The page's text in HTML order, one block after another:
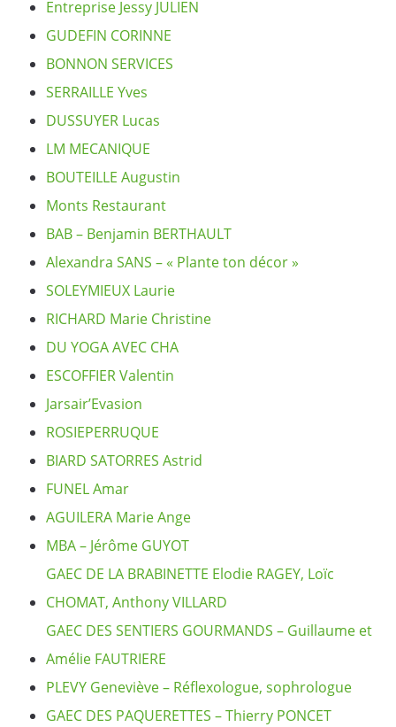
Entreprise Jessy JULIEN
GUDEFIN CORINNE
BONNON SERVICES
SERRAILLE Yves
DUSSUYER Lucas
LM MECANIQUE
BOUTEILLE Augustin
Monts Restaurant
BAB – Benjamin BERTHAULT
Alexandra SANS – « Plante ton décor »
SOLEYMIEUX Laurie
RICHARD Marie Christine
DU YOGA AVEC CHA
ESCOFFIER Valentin
Jarsair’Evasion
ROSIEPERRUQUE
BIARD SATORRES Astrid
FUNEL Amar
AGUILERA Marie Ange
MBA – Jérôme GUYOT
GAEC DE LA BRABINETTE Elodie RAGEY, Loïc
CHOMAT, Anthony VILLARD
GAEC DES SENTIERS GOURMANDS – Guillaume et
Amélie FAUTRIERE
PLEVY Geneviève – Réflexologue, sophrologue
GAEC DES PAQUERETTES – Thierry PONCET
Infos utiles
Vivre à Larajasse
Tourisme et patrimoine
Contact
Actualités
Articles de presse
Agenda
Annuaire